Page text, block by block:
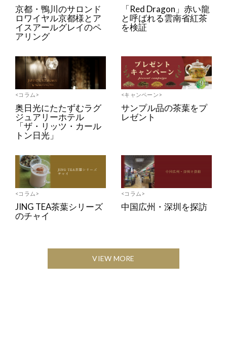
京都・鴨川のサロンド
ロワイヤル京都様とア
イスアールグレイのペ
アリング
「Red Dragon」赤い龍
と呼ばれる雲南省紅茶
を検証
<コラム>
奥日光にたたずむラグ
ジュアリーホテル
「ザ・リッツ・カール
トン日光」
<キャンペーン>
サンプル品の茶葉をプ
レゼント
<コラム>
JING TEA茶葉シリーズ
のチャイ
<コラム>
中国広州・深圳を探訪
VIEW MORE